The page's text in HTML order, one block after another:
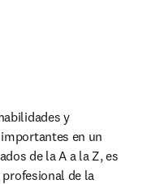
y
en un
de la A a la Z, es
de la